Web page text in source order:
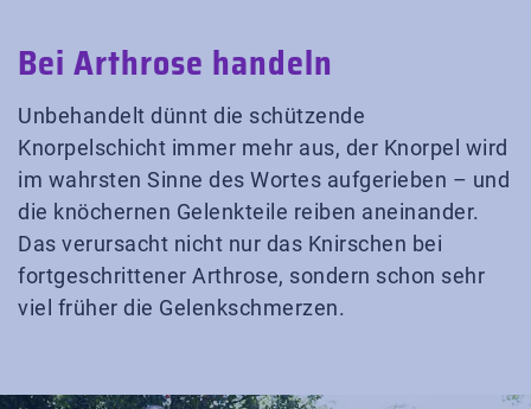
Bei Arthrose handeln
Unbehandelt dünnt die schützende
Knorpelschicht immer mehr aus, der Knorpel wird
im wahrsten Sinne des Wortes aufgerieben – und
die knöchernen Gelenkteile reiben aneinander.
Das verursacht nicht nur das Knirschen bei
fortgeschrittener Arthrose, sondern schon sehr
viel früher die Gelenkschmerzen.